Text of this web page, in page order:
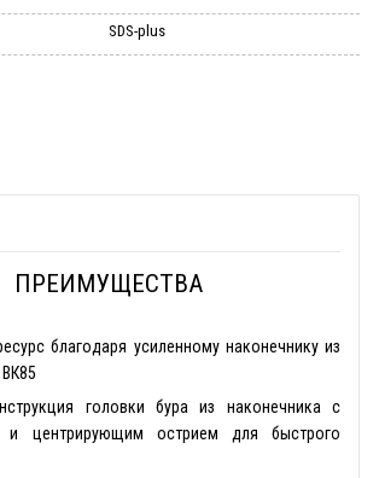
SDS-plus
ПРЕИМУЩЕСТВА
благодаря усиленному наконечнику из
головки бура из наконечника с
и центрирующим острием для быстрого